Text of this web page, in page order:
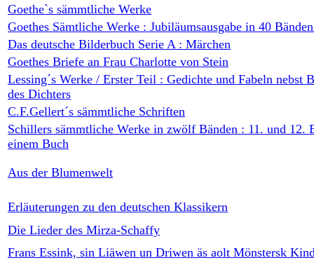
Goethe`s sämmtliche Werke
Goethes Sämtliche Werke : Jubiläumsausgabe in 40
Das deutsche Bilderbuch Serie A : Märchen
Goethes Briefe an Frau Charlotte von Stein
Lessing´s Werke / Erster Teil : Gedichte und Fabeln nebst
des Dichters
C.F.Gellert´s sämmtliche Schriften
Schillers sämmtliche Werke in zwölf Bänden : 11. und 12.
einem Buch
Aus der Blumenwelt
Erläuterungen zu den deutschen Klassikern
Die Lieder des Mirza-Schaffy
Frans Essink, sin Liäwen un Driwen äs aolt Mönstersk